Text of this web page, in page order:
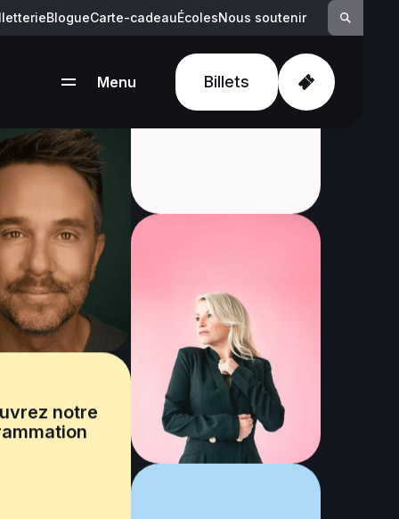
BlogueCarte-cadeauÉcolesNous soutenir
Menu
Billets
Suivez-nous :
notre